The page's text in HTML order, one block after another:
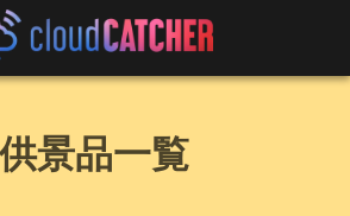
景品一覧